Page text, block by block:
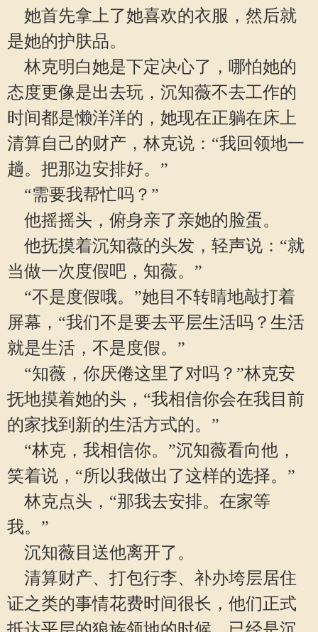
她首先拿上了她喜欢的衣服，然后就
是她的护肤品。
林克明白她是下定决心了，哪怕她的
态度更像是出去玩，沉知薇不去工作的
时间都是懒洋洋的，她现在正躺在床上
清算自己的财产，林克说：“我回领地一
趟。把那边安排好。”
“需要我帮忙吗？”
他摇摇头，俯身亲了亲她的脸蛋。
他抚摸着沉知薇的头发，轻声说：“就
当做一次度假吧，知薇。”
“不是度假哦。”她目不转睛地敲打着
屏幕，“我们不是要去平层生活吗？生活
就是生活，不是度假。”
“知薇，你厌倦这里了对吗？”林克安
抚地摸着她的头，“我相信你会在我目前
的家找到新的生活方式的。”
“林克，我相信你。”沉知薇看向他，
笑着说，“所以我做出了这样的选择。”
林克点头，“那我去安排。在家等
我。”
沉知薇目送他离开了。
清算财产、打包行李、补办垮层居住
证之类的事情花费时间很长，他们正式